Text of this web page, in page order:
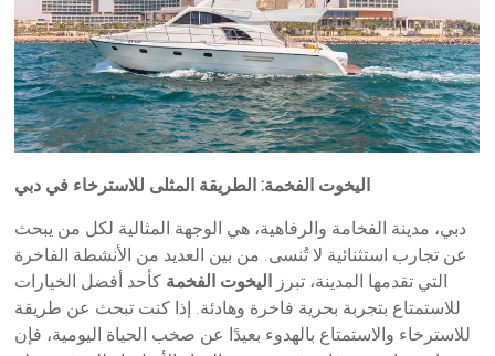
اليخوت الفخمة: الطريقة المثلى للاسترخاء في دبي
دبي، مدينة الفخامة والرفاهية، هي الوجهة المثالية لكل من يبحث
عن تجارب استثنائية لا تُنسى. من بين العديد من الأنشطة الفاخرة
التي تقدمها المدينة، تبرز اليخوت الفخمة كأحد أفضل الخيارات
للاستمتاع بتجربة بحرية فاخرة وهادئة. إذا كنت تبحث عن طريقة
للاسترخاء والاستمتاع بالهدوء بعيدًا عن صخب الحياة اليومية، فإن